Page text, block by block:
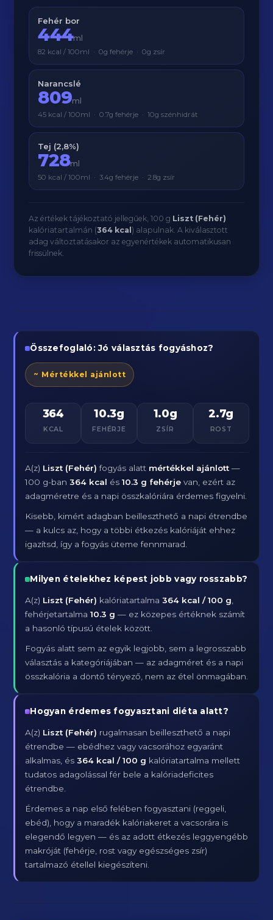
Fehér bor
444ml
82 kcal / 100ml · 0g fehérje · 0g zsír
Narancslé
809ml
45 kcal / 100ml · 0.7g fehérje · 10g szénhidrát
Tej (2,8%)
728ml
50 kcal / 100ml · 3.4g fehérje · 2.8g zsír
Az értékek tájékoztató jellegűek, 100 g Liszt (Fehér)
kalóriatartalmán (364 kcal ) alapulnak. A kiválasztott
adag változtatásakor az egyenértékek automatikusan
frissülnek.
Összefoglaló: Jó választás fogyáshoz?
~ Mértékkel ajánlott
364
KCAL
10.3g
FEHÉRJE
1.0g
ZSÍR
2.7g
ROST
A(z) Liszt (Fehér) fogyás alatt mértékkel ajánlott —
100 g-ban364 kcal és10.3 g fehérje van, ezért az
adagméretre és a napi összkalóriára érdemes figyelni.
Kisebb, kimért adagban beilleszthető a napi étrendbe
— a kulcs az, hogy a többi étkezés kalóriáját ehhez
igazítsd, így a fogyás üteme fennmarad.
Milyen ételekhez képest jobb vagy rosszabb?
A(z) Liszt (Fehér) kalóriatartalma364 kcal / 100 g
fehérjetartalma10.3 g — ez közepes értéknek számít
a hasonló típusú ételek között.
Fogyás alatt sem az egyik legjobb, sem a legrosszabb
választás a kategóriájában — az adagméret és a napi
összkalória a döntő tényező, nem az étel önmagában.
Hogyan érdemes fogyasztani diéta alatt?
A(z) Liszt (Fehér) rugalmasan beilleszthető a napi
étrendbe — ebédhez vagy vacsorához egyaránt
alkalmas, és364 kcal / 100 g kalóriatartalma mellett
tudatos adagolással fér bele a kalóriadeficites
étrendbe.
Érdemes a nap első felében fogyasztani (reggeli,
ebéd), hogy a maradék kalóriakeret a vacsorára is
elegendő legyen — és az adott étkezés leggyengébb
makróját (fehérje, rost vagy egészséges zsír)
tartalmazó étellel kiegészíteni.